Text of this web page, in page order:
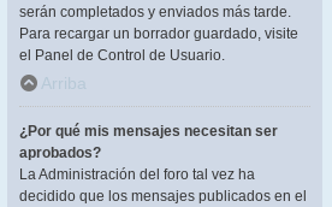
serán completados y enviados más tarde.
Para recargar un borrador guardado, visite
el Panel de Control de Usuario.
Arriba
¿Por qué mis mensajes necesitan ser
aprobados?
La Administración del foro tal vez ha
decidido que los mensajes publicados en el